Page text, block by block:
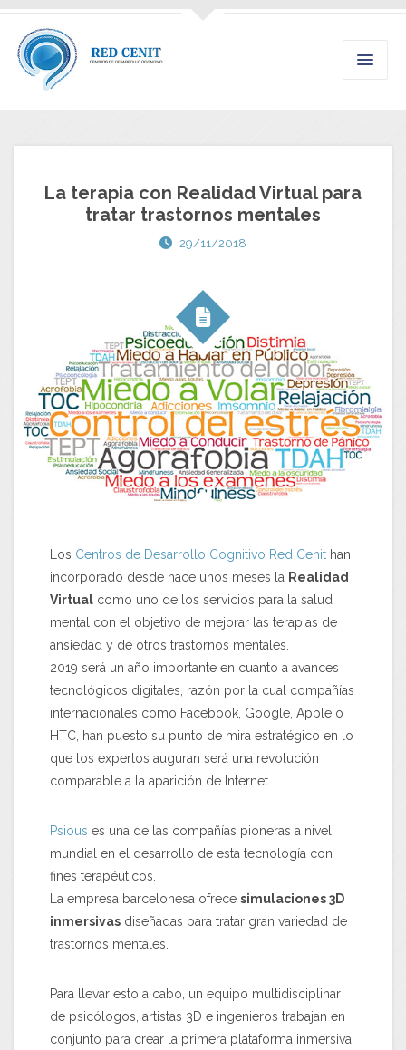
La terapia con Realidad Virtual para
tratar trastornos mentales
29/11/2018
Los Centros de Desarrollo Cognitivo Red Cenit han
incorporado desde hace unos meses la Realidad
Virtual como uno de los servicios para la salud
mental con el objetivo de mejorar las terapias de
ansiedad y de otros trastornos mentales.
2019 será un año importante en cuanto a avances
tecnológicos digitales, razón por la cual compañías
internacionales como Facebook, Google, Apple o
HTC, han puesto su punto de mira estratégico en lo
que los expertos auguran será una revolución
comparable a la aparición de Internet.
Psious es una de las compañías pioneras a nivel
mundial en el desarrollo de esta tecnología con
fines terapéuticos.
La empresa barcelonesa ofrece simulaciones 3D
inmersivas diseñadas para tratar gran variedad de
trastornos mentales.
Para llevar esto a cabo, un equipo multidisciplinar
de psicólogos, artistas 3D e ingenieros trabajan en
conjunto para crear la primera plataforma inmersiva